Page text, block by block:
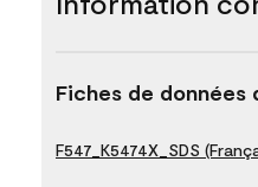
Fiches de
F547_K5474X_SDS